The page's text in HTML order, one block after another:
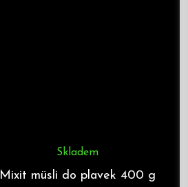
Mixit müsli do plavek 400 g
Skladem